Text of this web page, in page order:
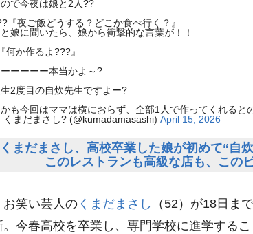
で今夜は娘と2人??
『夜ご飯どうする？どこか食べ行く？』
と娘に聞いたら、娘から衝撃的な言葉が！！
何か作るよ???』
ーーーーー本当かよ～?
生2度目の自炊先生ですよー?
かも今回はママは横におらず、全部1人で作ってくれると
まだまさし? (@kumadamasashi) April 15, 2026
くまだまさし、高校卒業した娘が初めて“自
このレストランも高級な店も、この
笑い芸人の くまだまさし
（52）が18日ま
。今春高校を卒業し、専門学校に進学する